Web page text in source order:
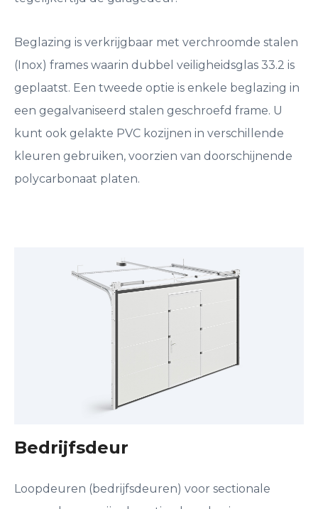
Beglazing is verkrijgbaar met verchroomde stalen
(Inox) frames waarin dubbel veiligheidsglas 33.2 is
geplaatst. Een tweede optie is enkele beglazing in
een gegalvaniseerd stalen geschroefd frame. U
kunt ook gelakte PVC kozijnen in verschillende
kleuren gebruiken, voorzien van doorschijnende
polycarbonaat platen.
Bedrijfsdeur
Loopdeuren (bedrijfsdeuren) voor sectionale